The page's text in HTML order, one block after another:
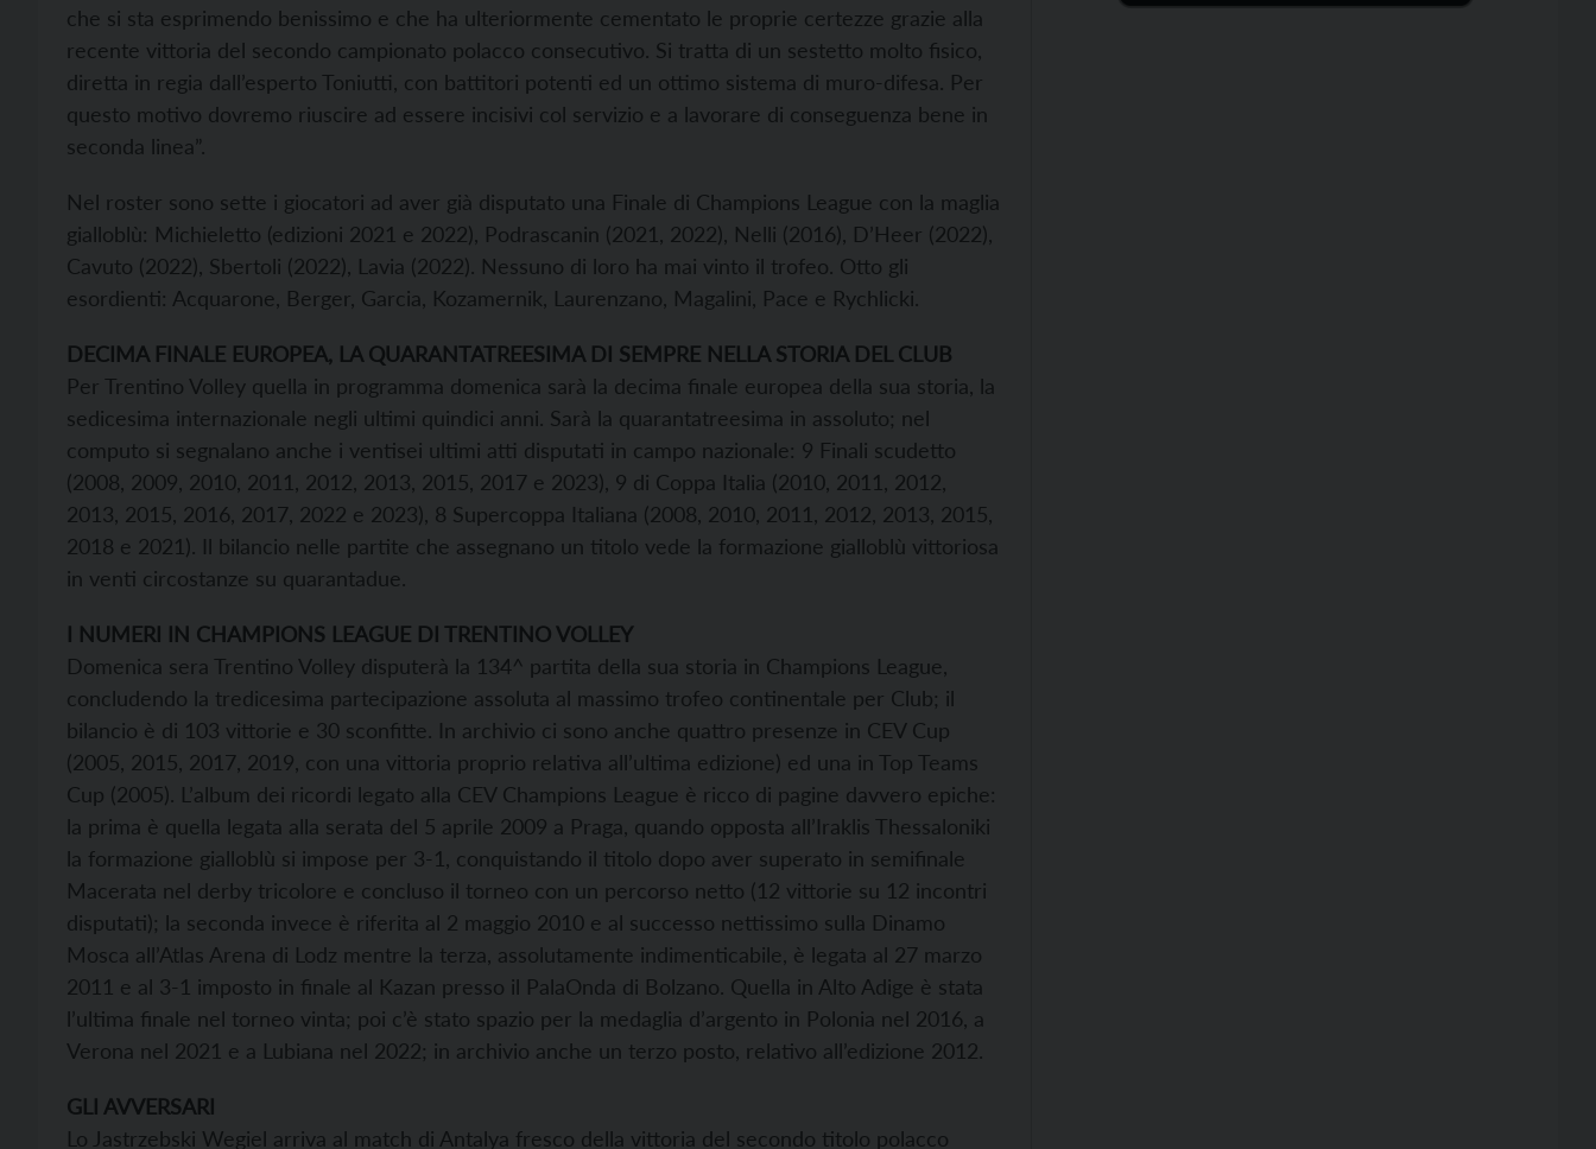
che si sta esprimendo benissimo e che ha ulteriormente cementato le proprie certezze grazie alla
recente vittoria del secondo campionato polacco consecutivo. Si tratta di un sestetto molto fisico,
diretta in regia dall’esperto Toniutti, con battitori potenti ed un ottimo sistema di muro-difesa. Per
questo motivo dovremo riuscire ad essere incisivi col servizio e a lavorare di conseguenza bene in
seconda linea”.
Nel roster sono sette i giocatori ad aver già disputato una Finale di Champions League con la maglia
gialloblù: Michieletto (edizioni 2021 e 2022), Podrascanin (2021, 2022), Nelli (2016), D’Heer (2022),
Cavuto (2022), Sbertoli (2022), Lavia (2022). Nessuno di loro ha mai vinto il trofeo. Otto gli
esordienti: Acquarone, Berger, Garcia, Kozamernik, Laurenzano, Magalini, Pace e Rychlicki.
DECIMA FINALE EUROPEA, LA QUARANTATREESIMA DI SEMPRE NELLA STORIA DEL CLUB
Per Trentino Volley quella in programma domenica sarà la decima finale europea della sua storia, la
sedicesima internazionale negli ultimi quindici anni. Sarà la quarantatreesima in assoluto; nel
computo si segnalano anche i ventisei ultimi atti disputati in campo nazionale: 9 Finali scudetto
(2008, 2009, 2010, 2011, 2012, 2013, 2015, 2017 e 2023), 9 di Coppa Italia (2010, 2011, 2012,
2013, 2015, 2016, 2017, 2022 e 2023), 8 Supercoppa Italiana (2008, 2010, 2011, 2012, 2013, 2015,
2018 e 2021). Il bilancio nelle partite che assegnano un titolo vede la formazione gialloblù vittoriosa
in venti circostanze su quarantadue.
I NUMERI IN CHAMPIONS LEAGUE DI TRENTINO VOLLEY
Domenica sera Trentino Volley disputerà la 134^ partita della sua storia in Champions League,
concludendo la tredicesima partecipazione assoluta al massimo trofeo continentale per Club; il
bilancio è di 103 vittorie e 30 sconfitte. In archivio ci sono anche quattro presenze in CEV Cup
(2005, 2015, 2017, 2019, con una vittoria proprio relativa all’ultima edizione) ed una in Top Teams
Cup (2005). L’album dei ricordi legato alla CEV Champions League è ricco di pagine davvero epiche:
la prima è quella legata alla serata del 5 aprile 2009 a Praga, quando opposta all’Iraklis Thessaloniki
la formazione gialloblù si impose per 3-1, conquistando il titolo dopo aver superato in semifinale
Macerata nel derby tricolore e concluso il torneo con un percorso netto (12 vittorie su 12 incontri
disputati); la seconda invece è riferita al 2 maggio 2010 e al successo nettissimo sulla Dinamo
Mosca all’Atlas Arena di Lodz mentre la terza, assolutamente indimenticabile, è legata al 27 marzo
2011 e al 3-1 imposto in finale al Kazan presso il PalaOnda di Bolzano. Quella in Alto Adige è stata
l’ultima finale nel torneo vinta; poi c’è stato spazio per la medaglia d’argento in Polonia nel 2016, a
Verona nel 2021 e a Lubiana nel 2022; in archivio anche un terzo posto, relativo all’edizione 2012.
GLI AVVERSARI
Lo Jastrzebski Wegiel arriva al match di Antalya fresco della vittoria del secondo titolo polacco